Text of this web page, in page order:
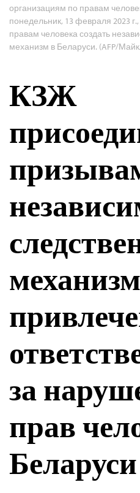
организациям по правам
понедельник, 13 февраля 2023
правам человека создать
механизм в Беларуси. (AFP/
КЗЖ
за
прав
Беларуси